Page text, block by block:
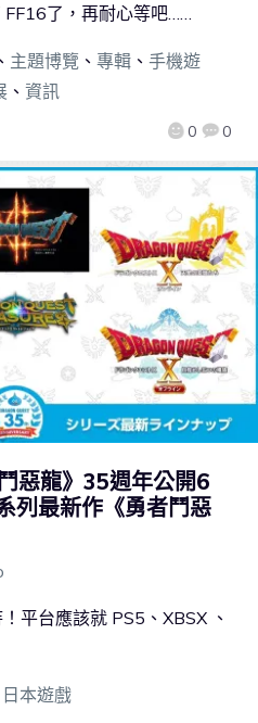
0 0
FF16了，再耐心等吧……
、 主題博覽 、 專輯、 手機遊
、 資訊
惡龍》35週年公開6
列最新作《勇者鬥惡
平台應該就 PS5、XBSX 、
日本遊戲